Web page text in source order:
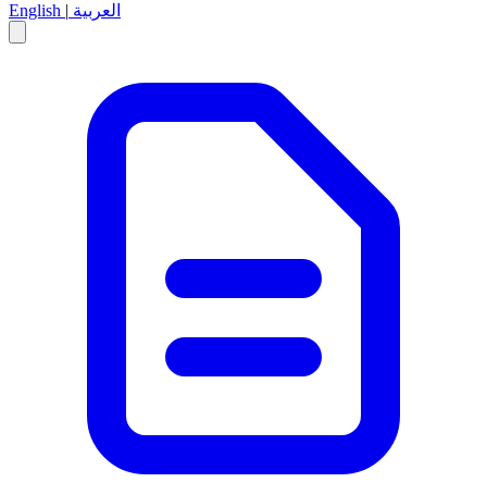
English | العربية